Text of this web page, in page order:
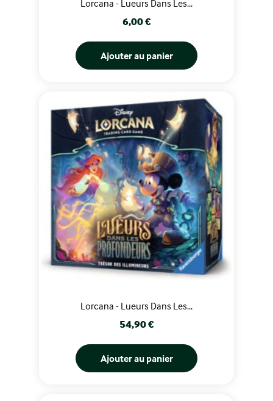
Lorcana - Lueurs Dans Les...
Prix
6,00 €
Ajouter au panier
Lorcana - Lueurs Dans Les...
Prix
54,90 €
Ajouter au panier